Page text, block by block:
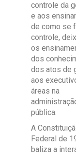
controle da
e aos
de como se
controle,
os
dos
dos atos de
aos
áreas na
pública.
A
Federal de
baliza a